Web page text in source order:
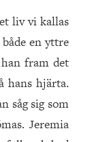
liv vi kallas
en yttre
fram det
hans hjärta.
såg sig som
Jeremia